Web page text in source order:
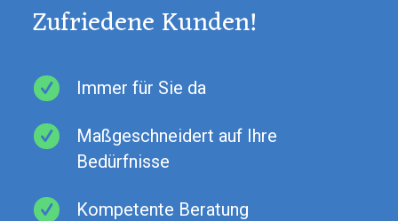
Zufriedene Kunden!
Immer für Sie da
Maßgeschneidert auf Ihre
Bedürfnisse
Kompetente Beratung